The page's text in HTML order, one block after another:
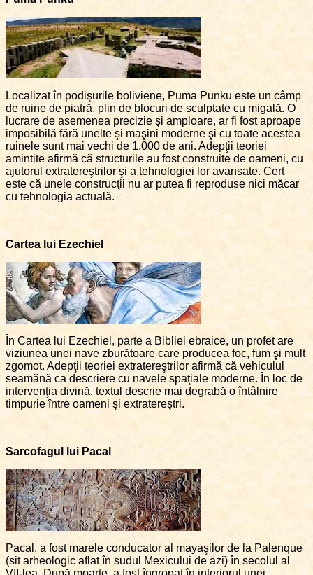
Localizat în podişurile boliviene, Puma Punku este un câmp
de ruine de piatră, plin de blocuri de sculptate cu migală. O
lucrare de asemenea precizie şi amploare, ar fi fost aproape
imposibilă fără unelte şi maşini moderne şi cu toate acestea
ruinele sunt mai vechi de 1.000 de ani. Adepţii teoriei
amintite afirmă că structurile au fost construite de oameni, cu
ajutorul extratereştrilor şi a tehnologiei lor avansate. Cert
este că unele construcţii nu ar putea fi reproduse nici măcar
cu tehnologia actuală.
Cartea lui Ezechiel
În Cartea lui Ezechiel, parte a Bibliei ebraice, un profet are
viziunea unei nave zburătoare care producea foc, fum şi mult
zgomot. Adepţii teoriei extratereştrilor afirmă că vehiculul
seamănă ca descriere cu navele spaţiale moderne. În loc de
intervenţia divină, textul descrie mai degrabă o întâlnire
timpurie între oameni şi extratereştri.
Sarcofagul lui Pacal
Pacal, a fost marele conducator al mayaşilor de la Palenque
(sit arheologic aflat în sudul Mexicului de azi) în secolul al